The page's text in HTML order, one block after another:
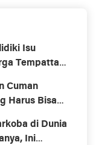
Isu
Tempattan
Cuman
Harus Bisa
di Dunia
Ini